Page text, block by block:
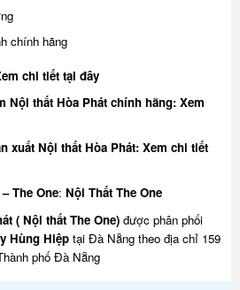
chính hãng
chi tiết tại đây
Nội thất Hòa Phát chính hãng: Xem
xuất Nội thất Hòa Phát: Xem chi tiết
The One: Nội Thất The One
( Nội thất The One)được phân phối
Hùng Hiệptại Đà Nẵng theo địa chỉ 159
phố Đà Nẵng